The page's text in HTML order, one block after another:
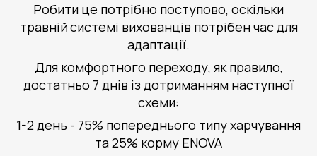
Робити це потрібно поступово, оскільки
травній системі вихованців потрібен час для
адаптації.
Для комфортного переходу, як правило,
достатньо 7 днів із дотриманням наступної
схеми:
1-2 день - 75% попереднього типу харчування
та 25% корму ENOVA